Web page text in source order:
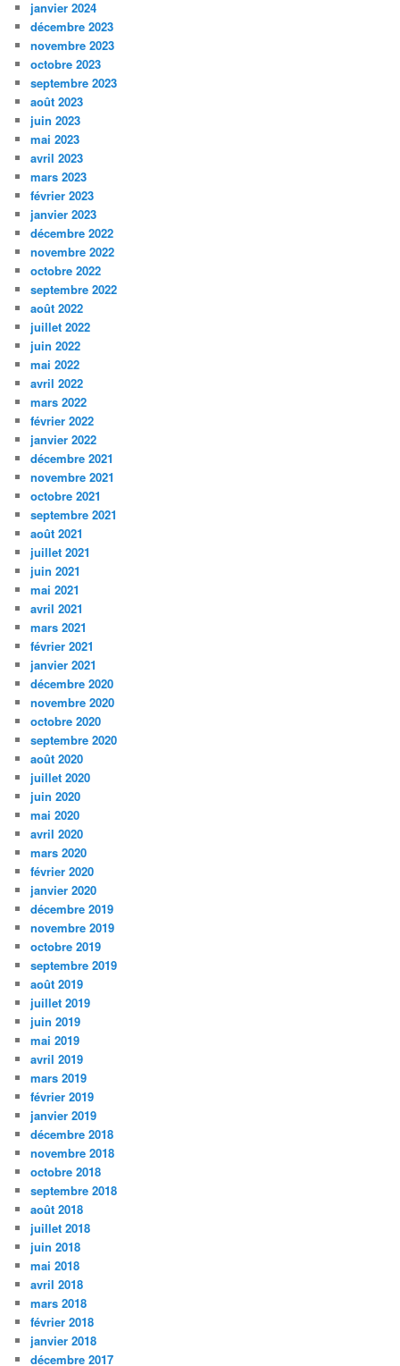
janvier 2024
décembre 2023
novembre 2023
octobre 2023
septembre 2023
août 2023
juin 2023
mai 2023
avril 2023
mars 2023
février 2023
janvier 2023
décembre 2022
novembre 2022
octobre 2022
septembre 2022
août 2022
juillet 2022
juin 2022
mai 2022
avril 2022
mars 2022
février 2022
janvier 2022
décembre 2021
novembre 2021
octobre 2021
septembre 2021
août 2021
juillet 2021
juin 2021
mai 2021
avril 2021
mars 2021
février 2021
janvier 2021
décembre 2020
novembre 2020
octobre 2020
septembre 2020
août 2020
juillet 2020
juin 2020
mai 2020
avril 2020
mars 2020
février 2020
janvier 2020
décembre 2019
novembre 2019
octobre 2019
septembre 2019
août 2019
juillet 2019
juin 2019
mai 2019
avril 2019
mars 2019
février 2019
janvier 2019
décembre 2018
novembre 2018
octobre 2018
septembre 2018
août 2018
juillet 2018
juin 2018
mai 2018
avril 2018
mars 2018
février 2018
janvier 2018
décembre 2017